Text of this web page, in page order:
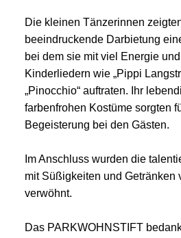
Die kleinen Tänzerinnen
beeindruckende Darbietung
bei dem sie mit viel Energie
Kinderliedern wie „Pippi
„Pinocchio“ auftraten. Ihr
farbenfrohen Kostüme sorgten
Begeisterung bei den Gästen.
Im Anschluss wurden die
mit Süßigkeiten und Getränken
verwöhnt.
Das PARKWOHNSTIFT